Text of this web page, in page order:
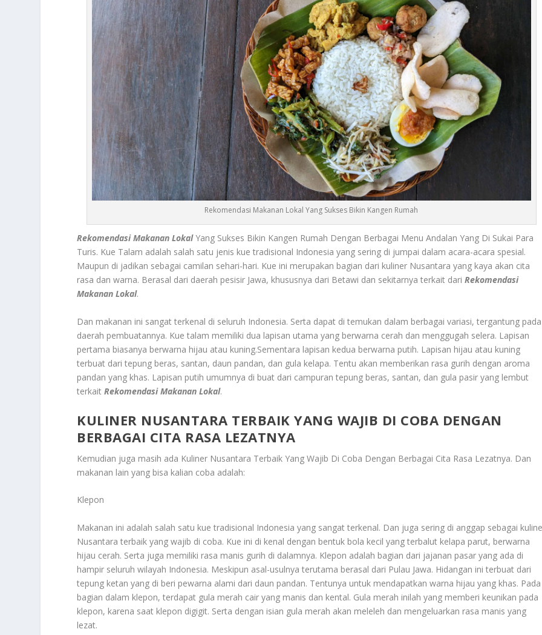
Rekomendasi Makanan Lokal Yang Sukses Bikin Kangen Rumah
Rekomendasi Makanan Lokal Yang Sukses Bikin Kangen Rumah Dengan Berbagai Menu Andalan Yang Di Sukai Para
Turis. Kue Talam adalah salah satu jenis kue tradisional Indonesia yang sering di jumpai dalam acara-acara spesial.
Maupun di jadikan sebagai camilan sehari-hari. Kue ini merupakan bagian dari kuliner Nusantara yang kaya akan cita
rasa dan warna. Berasal dari daerah pesisir Jawa, khususnya dari Betawi dan sekitarnya terkait dariRekomendasi
Makanan Lokal.
Dan makanan ini sangat terkenal di seluruh Indonesia. Serta dapat di temukan dalam berbagai variasi, tergantung pada
daerah pembuatannya. Kue talam memiliki dua lapisan utama yang berwarna cerah dan menggugah selera. Lapisan
pertama biasanya berwarna hijau atau kuning.Sementara lapisan kedua berwarna putih. Lapisan hijau atau kuning
terbuat dari tepung beras, santan, daun pandan, dan gula kelapa. Tentu akan memberikan rasa gurih dengan aroma
pandan yang khas. Lapisan putih umumnya di buat dari campuran tepung beras, santan, dan gula pasir yang lembut
terkaitRekomendasi Makanan Lokal.
KULINER NUSANTARA TERBAIK YANG WAJIB DI COBA DENGAN
BERBAGAI CITA RASA LEZATNYA
Kemudian juga masih ada Kuliner Nusantara Terbaik Yang Wajib Di Coba Dengan Berbagai Cita Rasa Lezatnya. Dan
makanan lain yang bisa kalian coba adalah:
Klepon
Makanan ini adalah salah satu kue tradisional Indonesia yang sangat terkenal. Dan juga sering di anggap sebagai
Nusantara terbaik yang wajib di coba. Kue ini di kenal dengan bentuk bola kecil yang terbalut kelapa parut, berwarna
hijau cerah. Serta juga memiliki rasa manis gurih di dalamnya. Klepon adalah bagian dari jajanan pasar yang ada di
hampir seluruh wilayah Indonesia. Meskipun asal-usulnya terutama berasal dari Pulau Jawa. Hidangan ini terbuat dari
tepung ketan yang di beri pewarna alami dari daun pandan. Tentunya untuk mendapatkan warna hijau yang khas. Pada
bagian dalam klepon, terdapat gula merah cair yang manis dan kental. Gula merah inilah yang memberi keunikan pada
klepon, karena saat klepon digigit. Serta dengan isian gula merah akan meleleh dan mengeluarkan rasa manis yang
lezat.